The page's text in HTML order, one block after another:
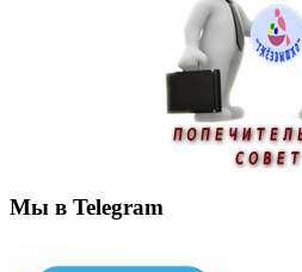
Мы в Telegram